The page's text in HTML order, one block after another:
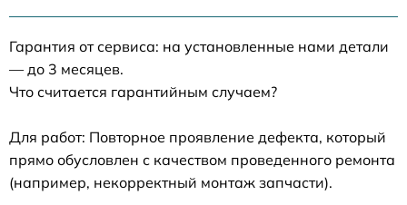
Гарантия от сервиса: на установленные нами детали
— до 3 месяцев.
Что считается гарантийным случаем?
Для работ: Повторное проявление дефекта, который
прямо обусловлен с качеством проведенного ремонта
(например, некорректный монтаж запчасти).